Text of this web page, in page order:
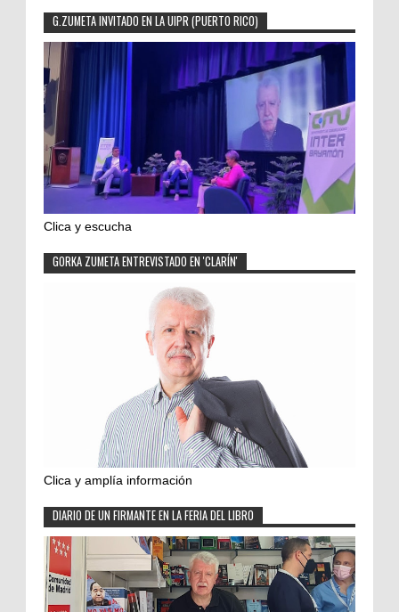
G.ZUMETA INVITADO EN LA UIPR (PUERTO RICO)
Clica y escucha
GORKA ZUMETA ENTREVISTADO EN 'CLARÍN'
Clica y amplía información
DIARIO DE UN FIRMANTE EN LA FERIA DEL LIBRO